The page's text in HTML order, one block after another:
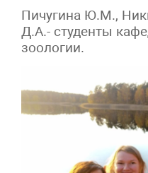
Пичугина Ю.М.,
Д.А.- студенты
зоологии.